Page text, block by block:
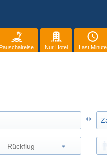
Pauschalreise Nur Hotel Last Minute